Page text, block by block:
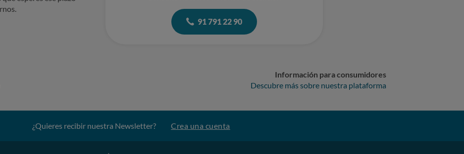
91 791 22 90
Información para consumidores
Descubre más sobre nuestra plataforma
¿Quieres recibir nuestra Newsletter? Crea una cuenta